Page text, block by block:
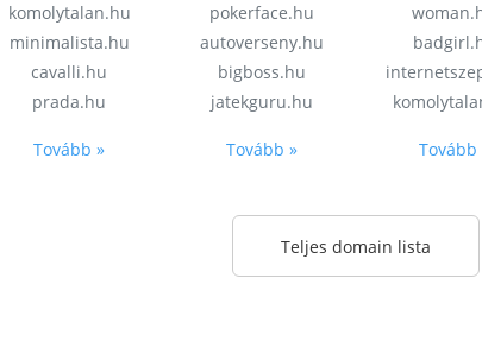
komolytalan.hu
minimalista.hu
cavalli.hu
prada.hu
Tovább »
pokerface.hu
autoverseny.hu
bigboss.hu
jatekguru.hu
Tovább » Tovább
Teljes domain lista